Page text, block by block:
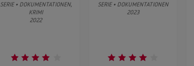
SERIE • DOKUMENTATIONEN,
KRIMI
2022
SERIE • DOKUMENTATIONEN
2023